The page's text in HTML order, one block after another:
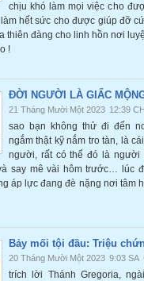
chịu khó làm mọi việc cho
hết sức cho được giúp đỡ
thiên đàng cho linh hồn nơi
!
ĐỜI NGƯỜI LÀ GIẤC
21 Tháng Mười Một 2023 12:39 CH
sao bạn không thử đi đến
ngắm thật kỹ nắm tro tàn, là
người, rất có thể đó là người
say mê vài hôm trước… lúc
áp lực đang đè nặng nơi tâm
Bảy mối tội đầu: Triệu
20 Tháng Mười Một 2023 9:03 SA
trích lời Thánh Gregoria,